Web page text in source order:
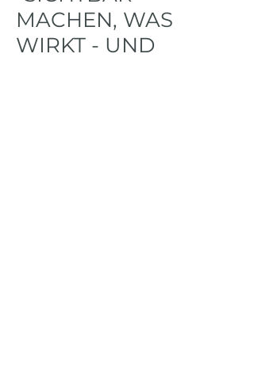
MACHEN, WAS
WIRKT - UND